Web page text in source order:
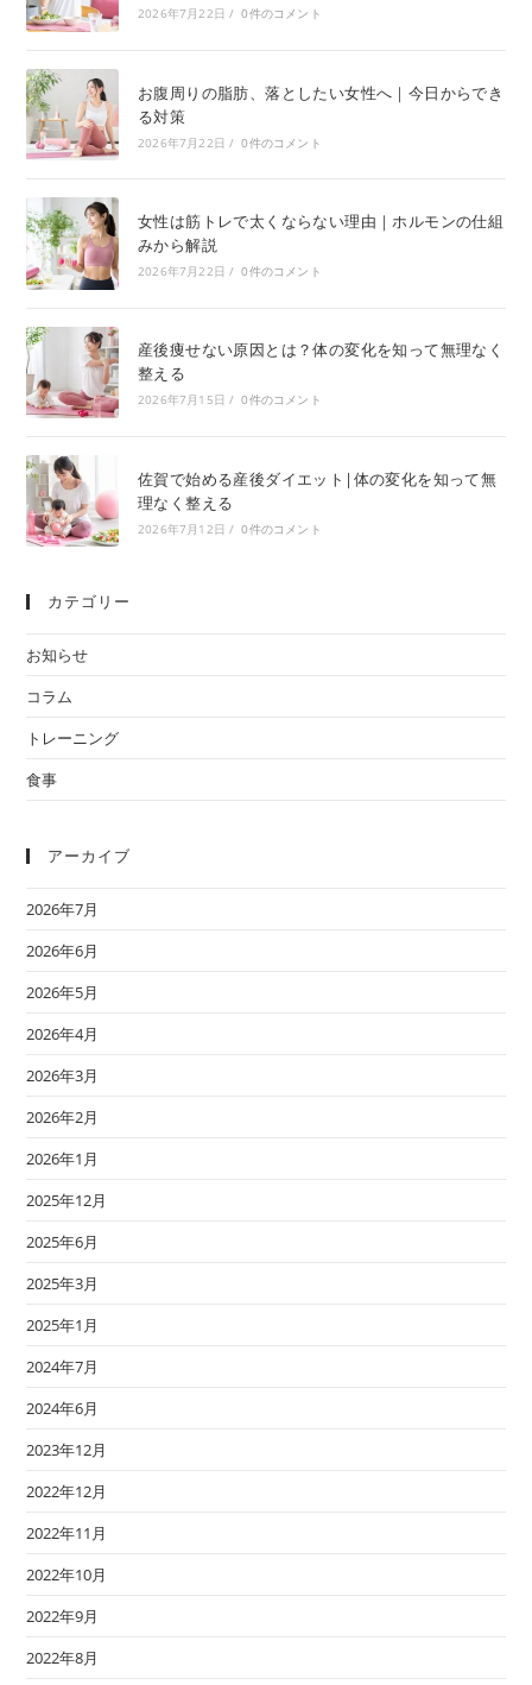
2026年7月22日 / 0件のコメント
お腹周りの脂肪、落としたい女性へ｜今日からでき
る対策
2026年7月22日 / 0件のコメント
女性は筋トレで太くならない理由｜ホルモンの仕組
みから解説
2026年7月22日 / 0件のコメント
産後痩せない原因とは？体の変化を知って無理なく
整える
2026年7月15日 / 0件のコメント
佐賀で始める産後ダイエット|体の変化を知って無
理なく整える
2026年7月12日 / 0件のコメント
カテゴリー
お知らせ
コラム
トレーニング
食事
アーカイブ
2026年7月
2026年6月
2026年5月
2026年4月
2026年3月
2026年2月
2026年1月
2025年12月
2025年6月
2025年3月
2025年1月
2024年7月
2024年6月
2023年12月
2022年12月
2022年11月
2022年10月
2022年9月
2022年8月